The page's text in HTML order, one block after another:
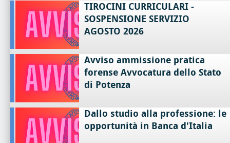
TIROCINI CURRICULARI -
SOSPENSIONE SERVIZIO
AGOSTO 2026
Avviso ammissione pratica
forense Avvocatura dello Stato
di Potenza
Dallo studio alla professione: le
opportunità in Banca d'Italia